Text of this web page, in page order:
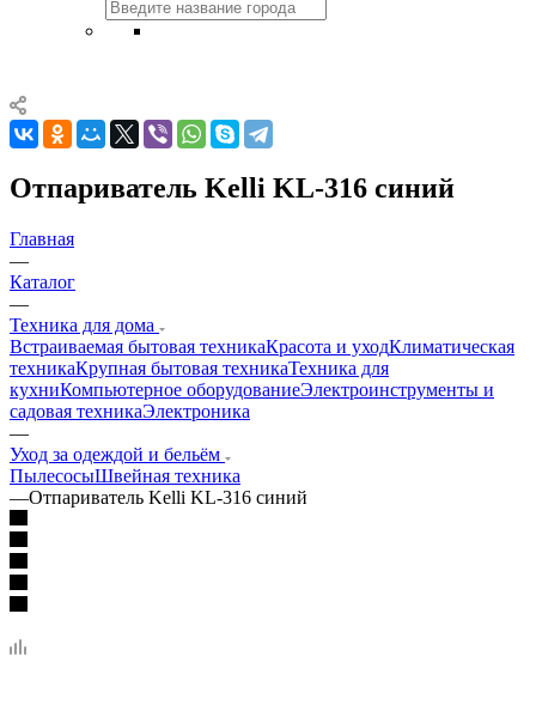
Отпариватель Kelli KL-316 синий
Главная
—
Каталог
—
Техника для дома
Встраиваемая бытовая техникаКрасота и уходКлиматическая
техникаКрупная бытовая техникаТехника для
кухниКомпьютерное оборудованиеЭлектроинструменты и
садовая техникаЭлектроника
—
Уход за одеждой и бельём
ПылесосыШвейная техника
—Отпариватель Kelli KL-316 синий